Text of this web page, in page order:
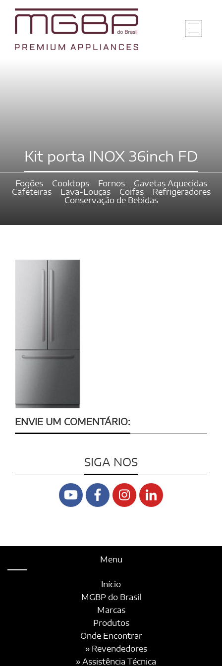
Kit porta INOX 36inch FD
Fogões Cooktops Fornos
Gavetas Aquecidas
Cafeteiras
Lava-Louças Coifas
Refrigeradores
Conservação de Bebidas
ENVIE UM COMENTÁRIO:
SIGA NOS
Menu
Início
MGBP do Brasil
Marcas
Produtos
Onde Encontrar
» Revendedores
» Assistência Técnica